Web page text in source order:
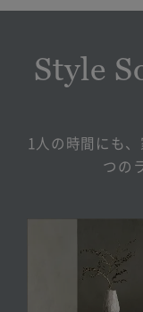
Style
1人の時間にも
つの